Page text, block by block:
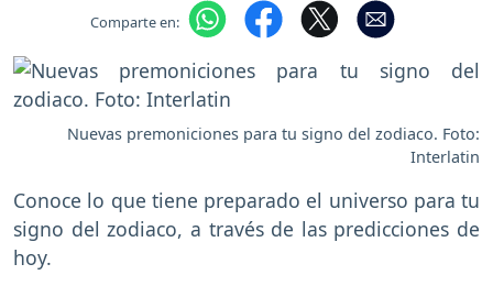
Comparte en:
Nuevas premoniciones para tu signo del zodiaco. Foto:
Interlatin
Conoce lo que tiene preparado el universo para tu
signo del zodiaco, a través de las predicciones de
hoy.